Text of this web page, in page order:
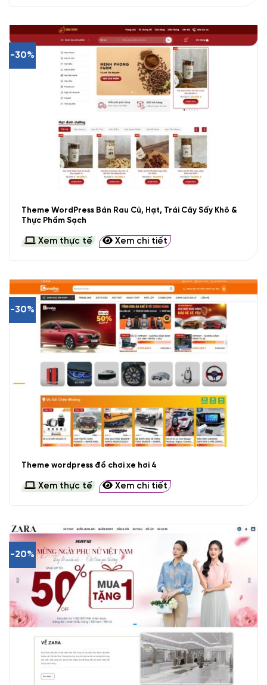
-30%
Theme WordPress Bán Rau Củ, Hạt, Trái Cây Sấy Khô &
Thực Phẩm Sạch
Xem thực tế Xem chi tiết
-30%
Theme wordpress đồ chơi xe hơi 4
Xem thực tế Xem chi tiết
-20%